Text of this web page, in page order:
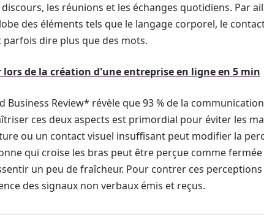
les réunions et les échanges quotidiens. Par
des éléments tels que le langage corporel, le
dire plus que des mots.
lors de la création d'une entreprise en ligne en 5 min
Business Review* révèle que 93 % de la
ces deux aspects est primordial pour éviter les
ou un contact visuel insuffisant peut modifier la
qui croise les bras peut être perçue comme
un peu de fraîcheur. Pour contrer ces
des signaux non verbaux émis et reçus.